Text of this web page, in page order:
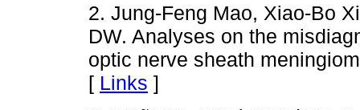
2. Jung-Feng Mao, Xiao-Bo
DW. Analyses on the
optic nerve sheath
[ Links ]